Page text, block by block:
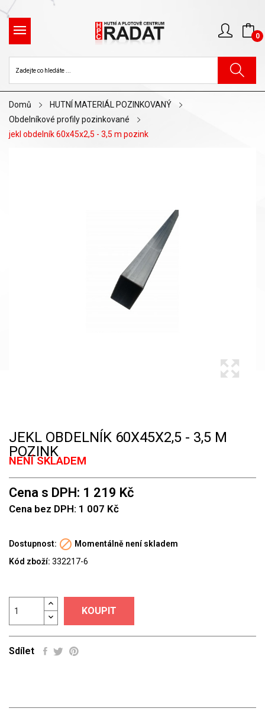
0
Domů
HUTNÍ MATERIÁL POZINKOVANÝ
Obdelníkové profily pozinkované
jekl obdelník 60x45x2,5 - 3,5 m pozink
JEKL OBDELNÍK 60X45X2,5 - 3,5 M
POZINK
NENÍ SKLADEM
Cena s DPH: 1 219 Kč
Cena bez DPH: 1 007 Kč
Dostupnost:  Momentálně není skladem
Kód zboží: 332217-6
KOUPIT
Sdílet